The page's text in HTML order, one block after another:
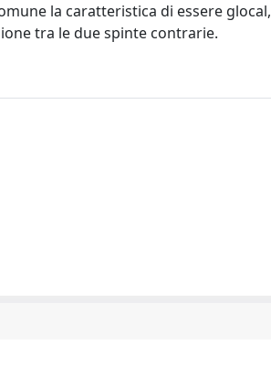
la caratteristica di essere glocal,
tra le due spinte contrarie.